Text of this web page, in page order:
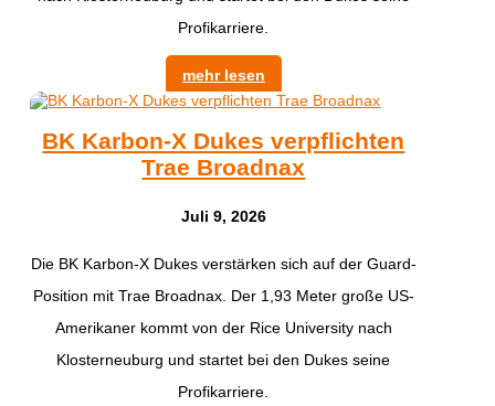
Profikarriere.
mehr lesen
BK Karbon-X Dukes verpflichten
Trae Broadnax
Juli 9, 2026
Die BK Karbon-X Dukes verstärken sich auf der Guard-
Position mit Trae Broadnax. Der 1,93 Meter große US-
Amerikaner kommt von der Rice University nach
Klosterneuburg und startet bei den Dukes seine
Profikarriere.